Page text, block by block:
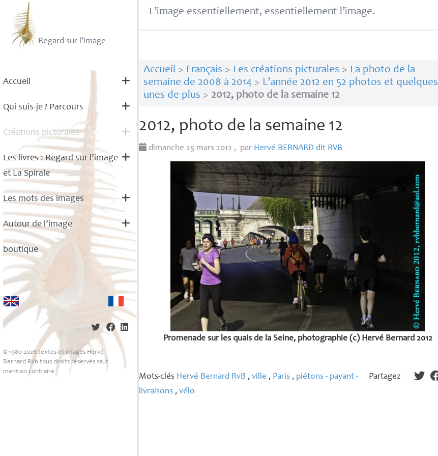
Regard sur l’image
Accueil
Qui suis-je? Parcours
Créations picturales
Les livres : Regard sur l’image
et La Spirale
Les mots des images
Autour de l’image
boutique
© 1980-2026 textes et images Hervé
Bernard Rvb tous droits réservés sauf
mention contraire
L’image essentiellement, essentiellement l’image.
Accueil > Français > Les créations picturales > La photo de la
semaine de 2008 à 2014> L’année 2012 en 52 photos et quelques
unes de plus > 2012, photo de la semaine 12
2012, photo de la semaine 12
dimanche 25 mars 2012 , par Hervé BERNARD dit RVB
Promenade sur les quais de la Seine, photographie (c) Hervé Bernard 2012
Mots-clés Hervé Bernard RvB ,ville , Paris , piétons - payant -
livraisons ,vélo
Partagez